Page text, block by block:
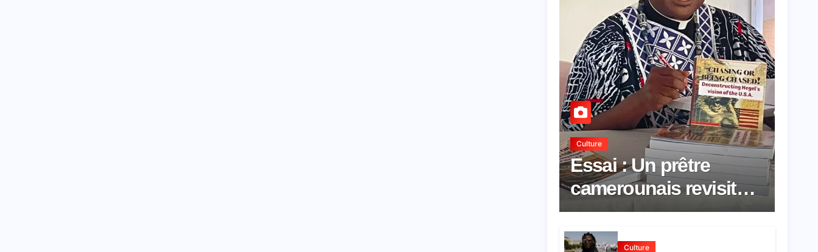
Culture
Essai : Un prêtre
camerounais revisite
la pensée de Hegel à
travers le rêve
Culture